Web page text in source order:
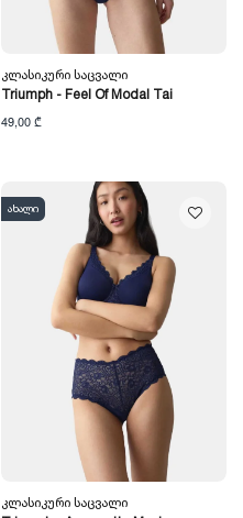
Კლასიკური Საცვალი
Triumph - Feel Of Modal Tai
49,00 ₾
ახალი
Კლასიკური Საცვალი